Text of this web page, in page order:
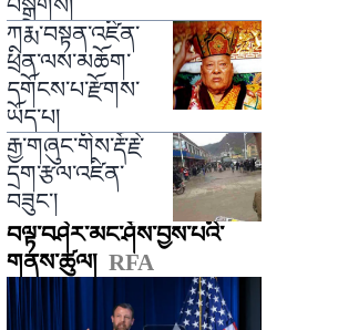
ཀརྨ་བསྟན་འཛིན་
ཕྲིན་ལས་མཆོག་
དགོངས་པ་རྫོགས་
ཡོད་པ།
རྒྱ་གཞུང་གིས་རྡོ་རྗེ་
དྲག་རྩལ་འཛིན་
བཟུང༌།
བལྟ་བཤེར་མང་ཤོས་བྱས་པའི་
གནས་ཚུལ། RFA